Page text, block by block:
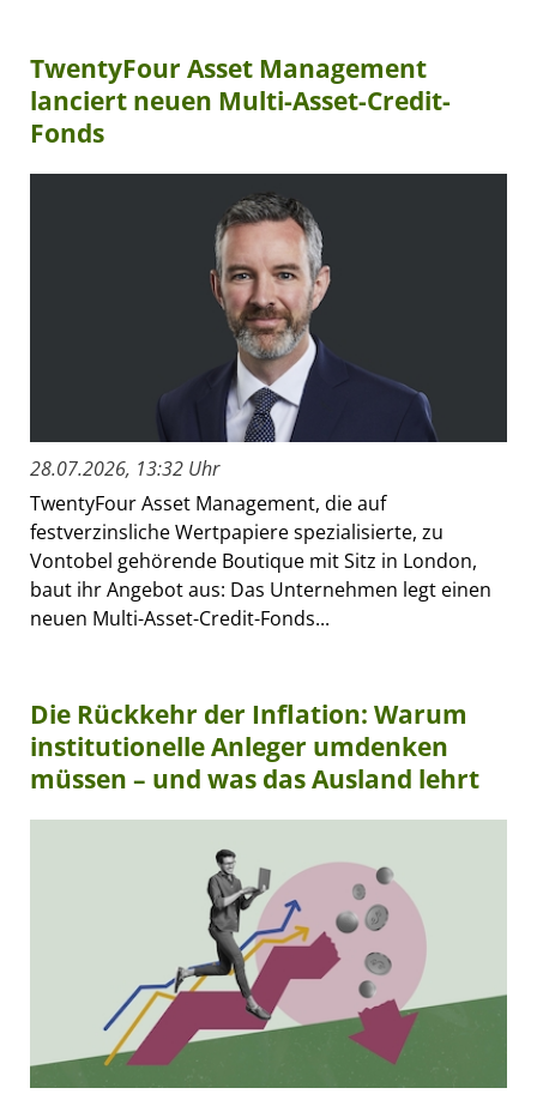
TwentyFour Asset Management
lanciert neuen Multi-Asset-Credit-
Fonds
28.07.2026, 13:32 Uhr
TwentyFour Asset Management, die auf
festverzinsliche Wertpapiere spezialisierte, zu
Vontobel gehörende Boutique mit Sitz in London,
baut ihr Angebot aus: Das Unternehmen legt einen
neuen Multi-Asset-Credit-Fonds...
Die Rückkehr der Inflation: Warum
institutionelle Anleger umdenken
müssen – und was das Ausland lehrt